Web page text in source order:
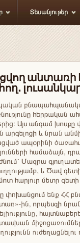
Տեսանյութեր
անտառի
հերթական
Այս անգամ խոսքը
և նրան
ապօրինի
համաձայն,
Մազրա
և Ծավ
հարյուր մետր գետի
փոխանցում ենք ՀՀ
ին, որպեսզի
ուժեղացնելու